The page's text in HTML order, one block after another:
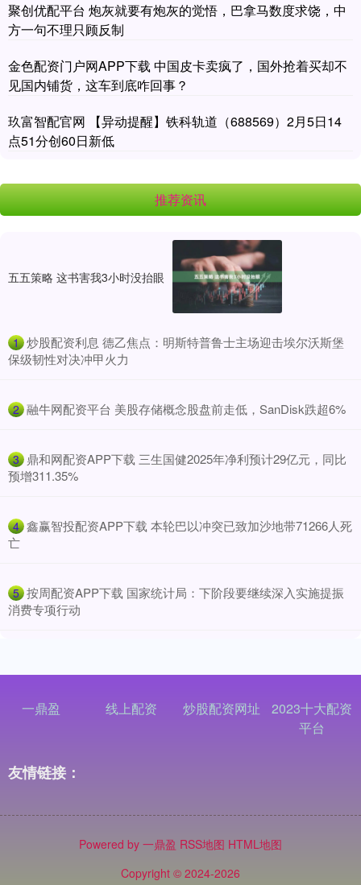
聚创优配平台 炮灰就要有炮灰的觉悟，巴拿马数度求饶，中
方一句不理只顾反制
金色配资门户网APP下载 中国皮卡卖疯了，国外抢着买却不
见国内铺货，这车到底咋回事？
玖富智配官网 【异动提醒】铁科轨道（688569）2月5日14
点51分创60日新低
推荐资讯
五五策略 这书害我3小时没抬眼
1 ​炒股配资利息 德乙焦点：明斯特普鲁士主场迎击埃尔沃斯堡
保级韧性对决冲甲火力
2 ​融牛网配资平台 美股存储概念股盘前走低，SanDisk跌超6%
3 ​鼎和网配资APP下载 三生国健2025年净利预计29亿元，同比
预增311.35%
4 ​鑫赢智投配资APP下载 本轮巴以冲突已致加沙地带71266人死
亡
5 ​按周配资APP下载 国家统计局：下阶段要继续深入实施提振
消费专项行动
一鼎盈 线上配资 炒股配资网址
2023十大配资
平台
友情链接：
Powered by 一鼎盈 RSS地图 HTML地图
Copyright © 2024-2026